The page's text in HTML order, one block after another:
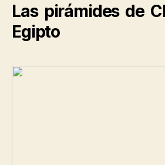
Las pirámides de
Egipto